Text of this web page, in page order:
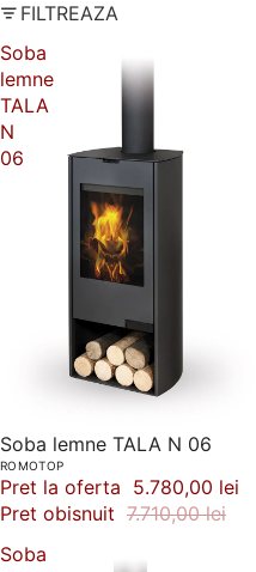
FILTREAZA
Soba
lemne
TALA
N
06
-25%
Soba lemne TALA N 06
ROMOTOP
Pret la oferta 5.780,00 lei
Pret obisnuit 7.710,00 lei
Soba